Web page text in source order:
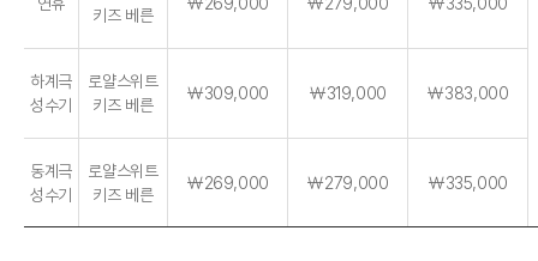
키즈 베른
하계극
성수기
로얄스위트
키즈 베른
￦309,000 ￦319,000 ￦383,000
동계극
성수기
로얄스위트
키즈 베른
￦269,000 ￦279,000 ￦335,000